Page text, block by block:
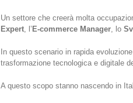
Un settore che creerà molta
Expert , l’E-commerce Manager , lo
In questo scenario in rapida
trasformazione tecnologica e digitale
A questo scopo stanno nascendo in